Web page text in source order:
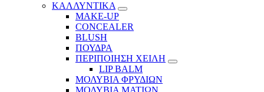
ΚΑΛΛΥΝΤΙΚΑ
MAKE-UP
CONCEALER
BLUSH
ΠΟΥΔΡΑ
ΠΕΡΙΠΟΙΗΣΗ ΧΕΙΛΗ
LIP BALM
ΜΟΛΥΒΙΑ ΦΡΥΔΙΩΝ
ΜΟΛΥΒΙΑ ΜΑΤΙΩΝ